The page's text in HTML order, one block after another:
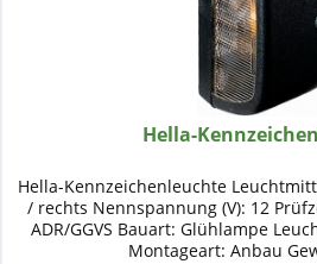
Hella-
Hella-Kennzeichenleuchte
/ rechts Nennspannung (V): 12
ADR/GGVS Bauart: Glühlampe
Montageart: Anbau